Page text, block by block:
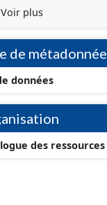
Voir plus
de métadonnée
données
des ressources